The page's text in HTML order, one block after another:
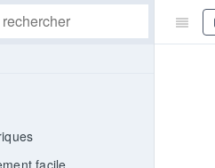
facile